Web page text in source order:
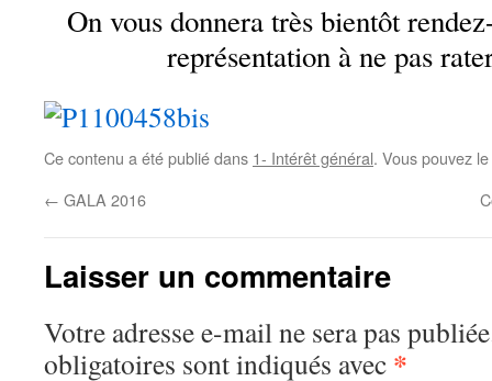
On vous donnera très bientôt
représentation à ne pas
Ce contenu a été publié dans 1- Intérêt général. Vous pouvez
← GALA 2016
Laisser un commentaire
Votre adresse e-mail ne sera pas
obligatoires sont indiqués avec *